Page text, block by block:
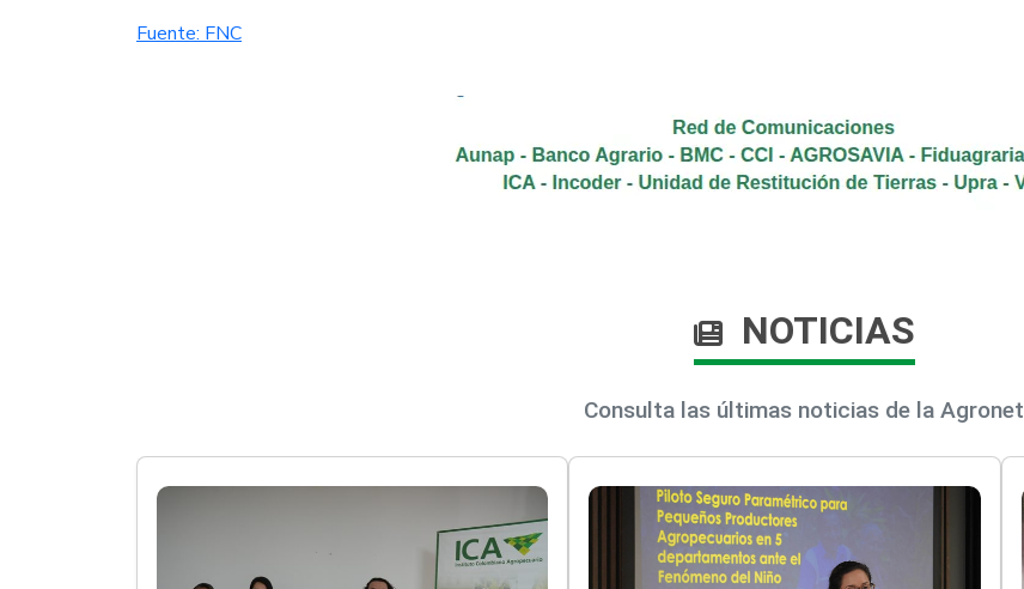
Fuente: FNC​
NOTICIAS
Consulta las últimas noticias de la Agronet